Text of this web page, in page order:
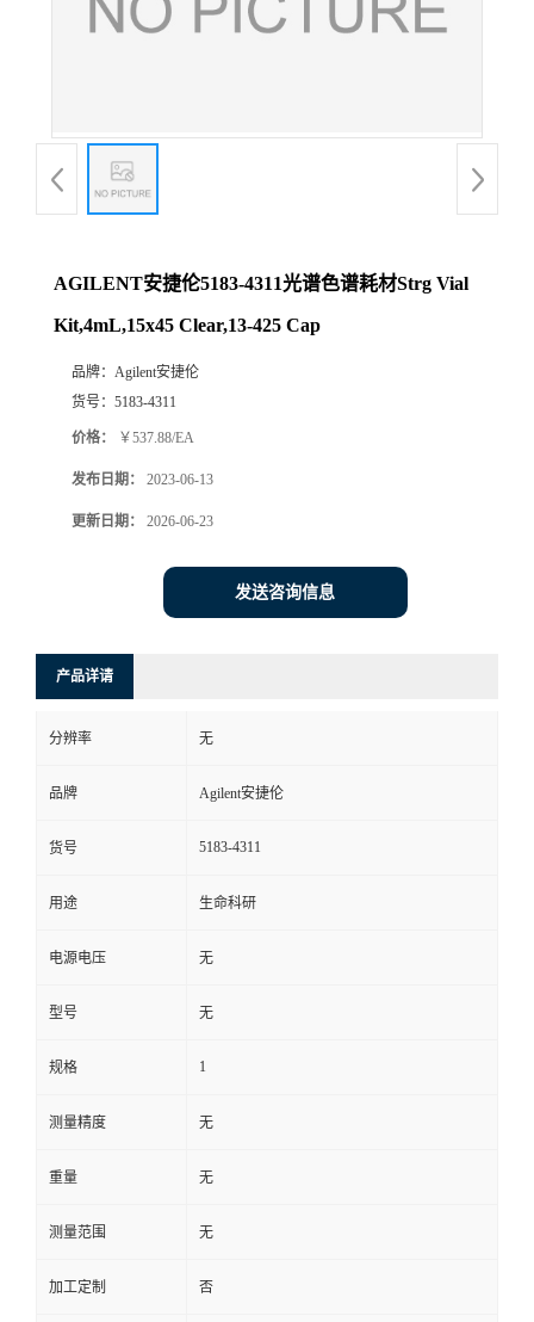
AGILENT安捷伦5183-4311光谱色谱耗材Strg Vial
Kit,4mL,15x45 Clear,13-425 Cap
品牌： Agilent安捷伦
货号： 5183-4311
价格： ￥537.88/EA
发布日期： 2023-06-13
更新日期： 2026-06-23
发送咨询信息
产品详请
分辨率 无
品牌 Agilent安捷伦
货号 5183-4311
用途 生命科研
电源电压 无
型号 无
规格 1
测量精度 无
重量 无
测量范围 无
加工定制 否